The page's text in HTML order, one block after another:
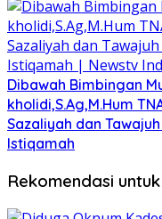
Dibawah Bimbingan
kholidi,S.Ag,M.Hum
Sazaliyah dan
Istiqamah
Rekomendasi